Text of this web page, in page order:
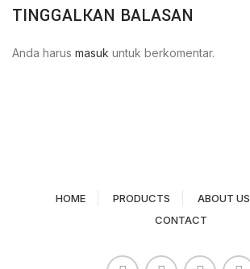
TINGGALKAN BALASAN
Anda harus masuk untuk berkomentar.
HOME PRODUCTS ABOUT US
CONTACT